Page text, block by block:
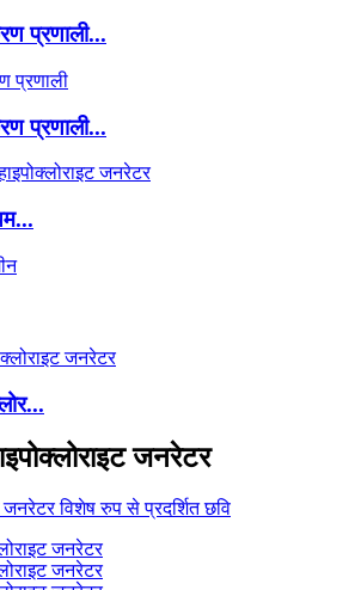
प्रणाली...
प्रणाली...
जनरेटर